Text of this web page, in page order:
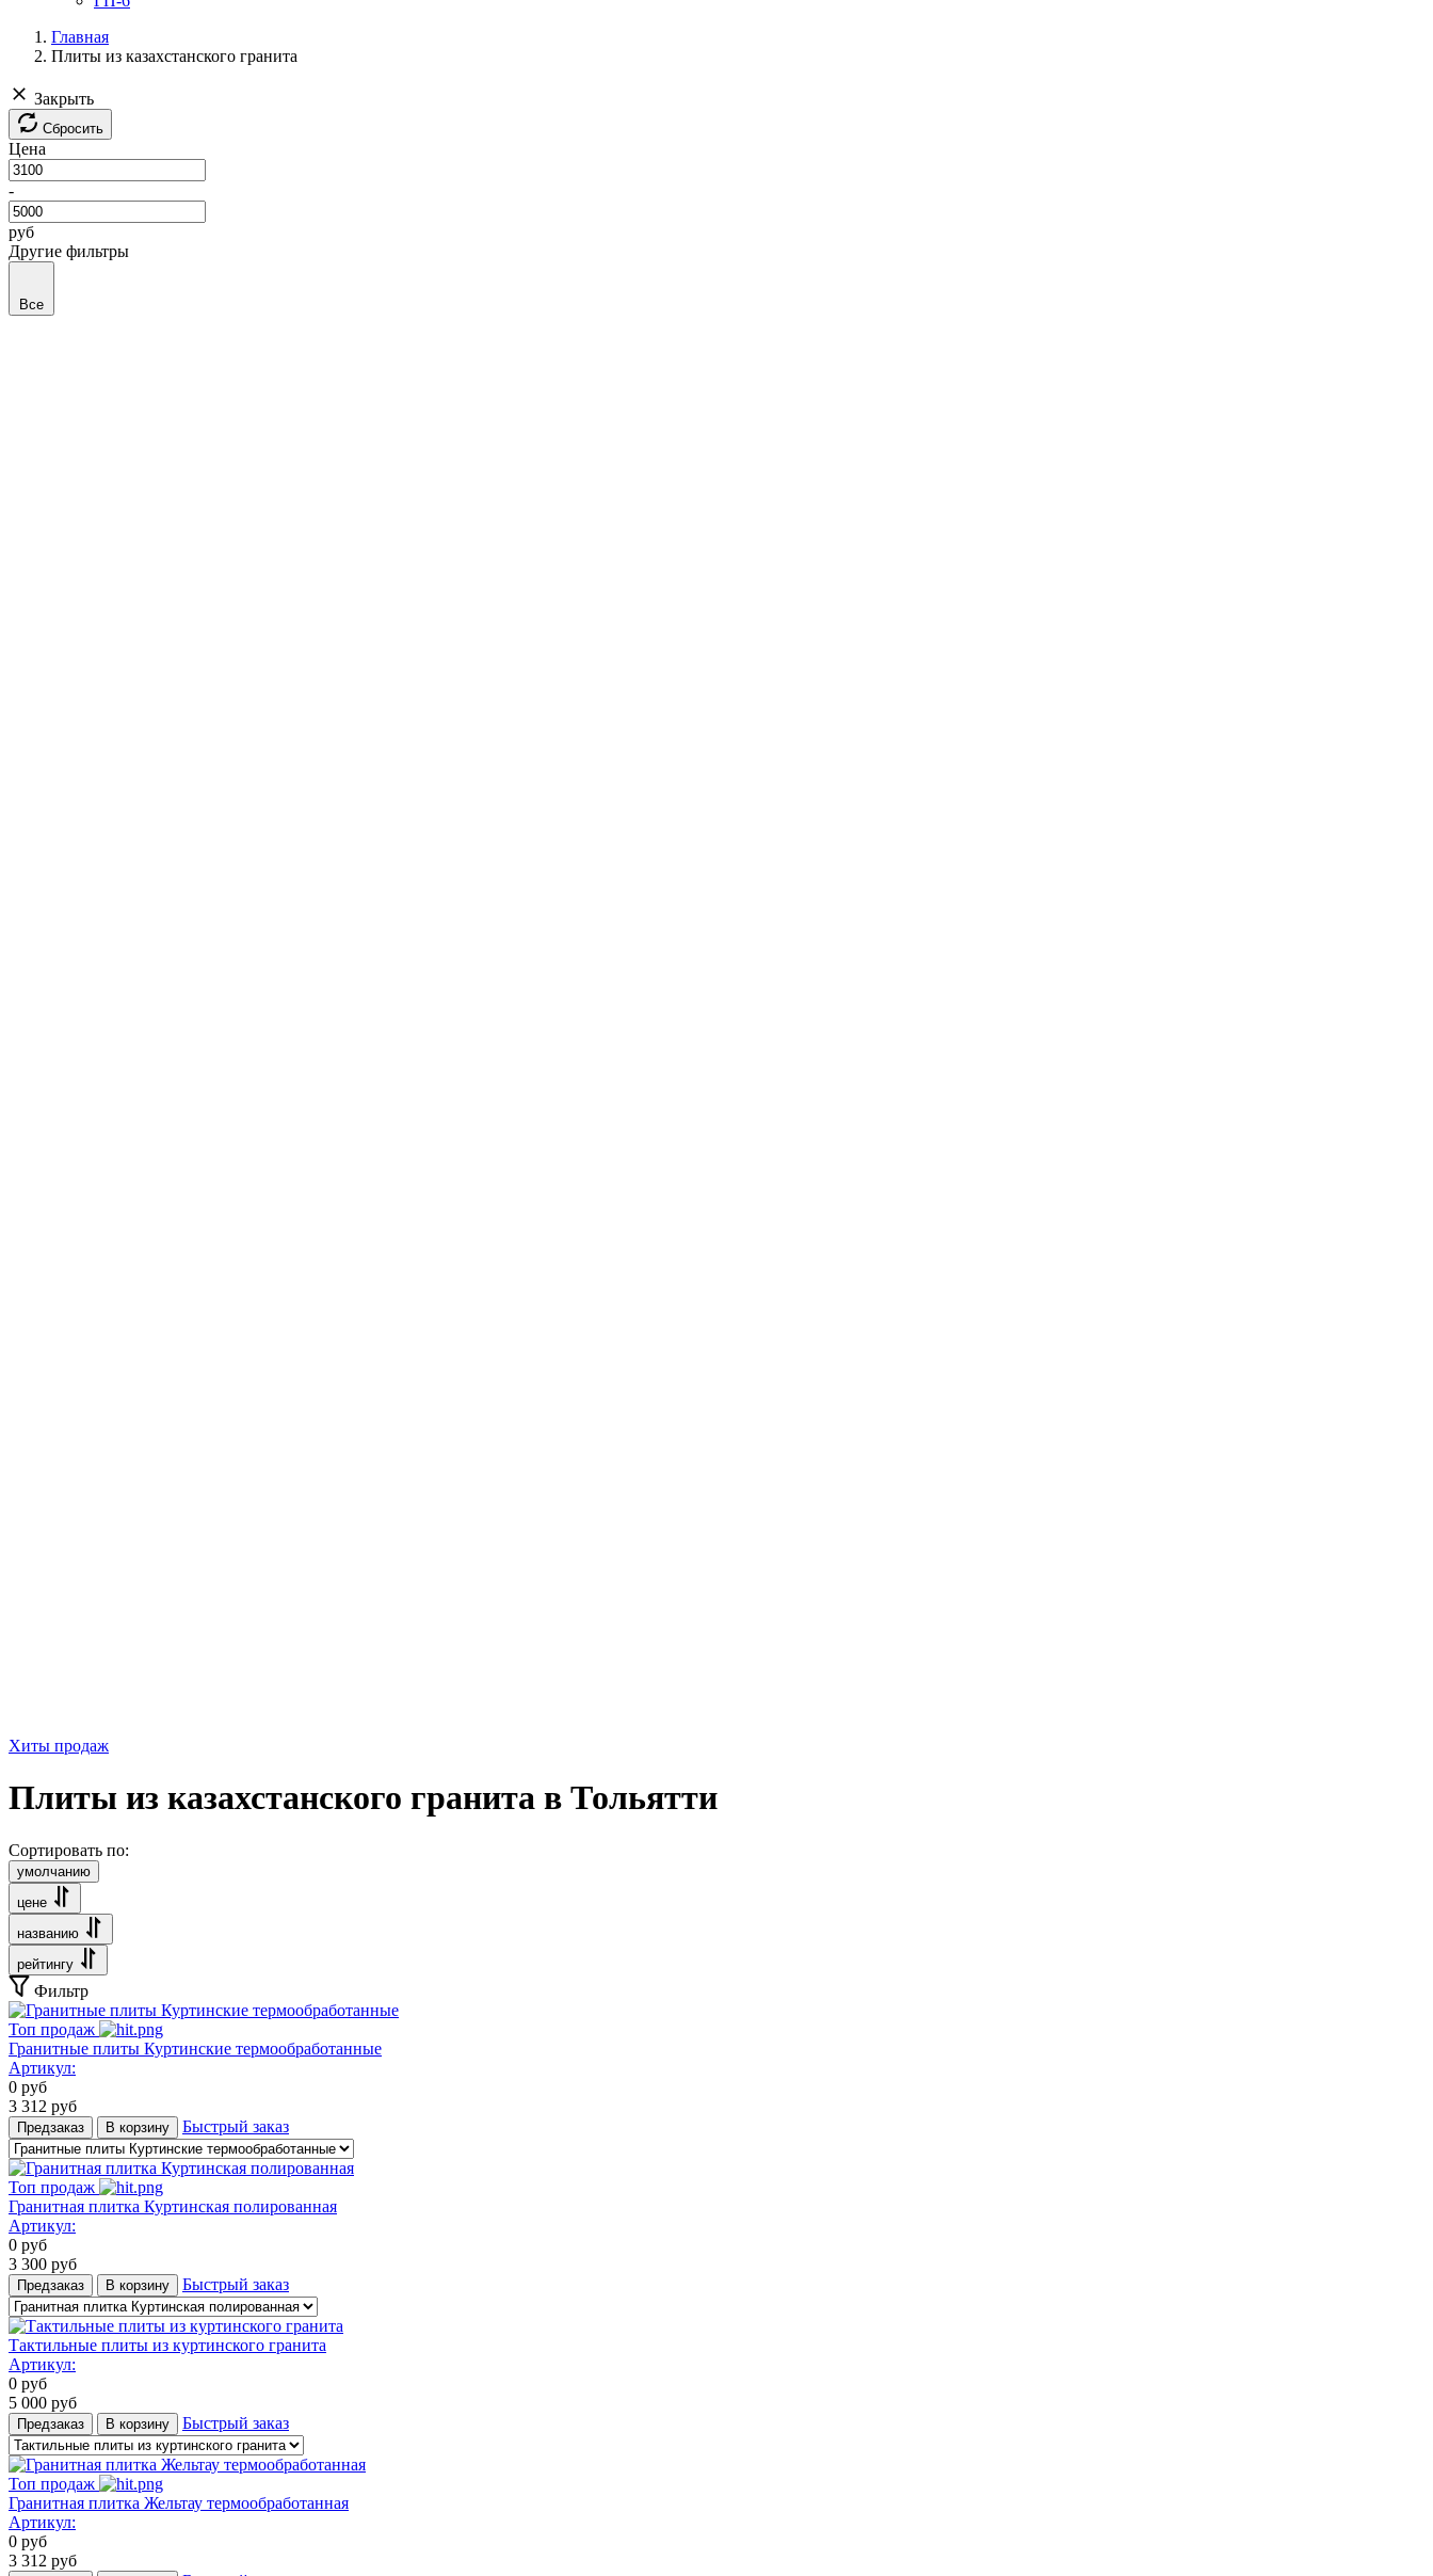
Главная
Плиты из казахстанского гранита
Закрыть
Сбросить
Цена
-
руб
Другие фильтры
Все
Хиты продаж
Плиты из казахстанского гранита в Тольятти
Сортировать по:
умолчанию
цене
названию
рейтингу
Фильтр
Топ продаж
Гранитные плиты Куртинские термообработанные
Артикул:
0 руб
3 312 руб
Предзаказ В корзину Быстрый заказ
Топ продаж
Гранитная плитка Куртинская полированная
Артикул:
0 руб
3 300 руб
Предзаказ В корзину Быстрый заказ
Тактильные плиты из куртинского гранита
Артикул:
0 руб
5 000 руб
Предзаказ В корзину Быстрый заказ
Топ продаж
Гранитная плитка Жельтау термообработанная
Артикул:
0 руб
3 312 руб